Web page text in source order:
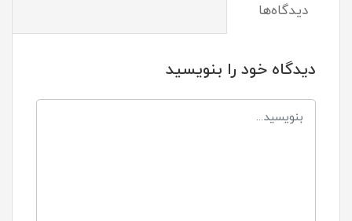
دیدگاه‌ها
دیدگاه خود را بنویسید